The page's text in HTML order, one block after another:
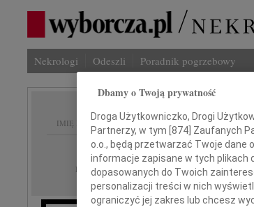
Nekrologi Odeszli Poradnik pogrzebowy
IMIĘ I NAZWISKO:
REGION: Katowice
DATA EMISJI: 06.05.2021
Dbamy o Twoją prywatność
Droga Użytkowniczko, Drogi
Partnerzy, w tym [874] Zaufanych
o.o., będą przetwarzać Twoje dane
informacje zapisane w tych plikach
dopasowanych do Twoich
personalizacji treści w nich
ograniczyć jej zakres lub chcesz